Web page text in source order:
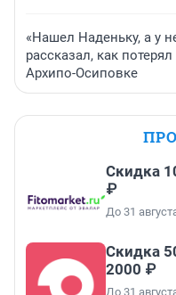
«Нашел Наденьку, а у
рассказал, как
Архипо-Осиповке
Скидка
₽
До 31
Скидка
2000 ₽
До 31